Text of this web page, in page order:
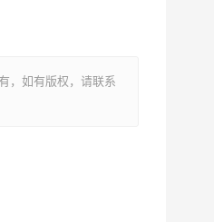
，如有版权，请联系